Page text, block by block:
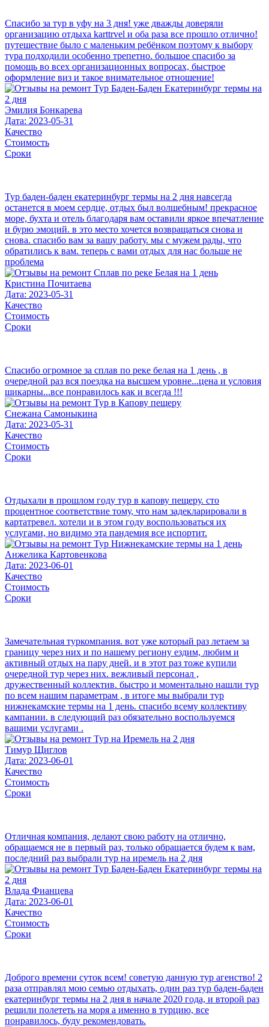
Спасибо за тур в уфу на 3 дня! уже дважды доверяли
организацию отдыха karttrvel и оба раза все прошло отлично!
путешествие было с маленьким ребёнком поэтому к выбору
тура подходили особенно трепетно. большое спасибо за
помощь во всех организационных вопросах, быстрое
оформление виз и такое внимательное отношение!
Эмилия Бонкарева
Дата: 2023-05-31
Качество
Стоимость
Сроки
Тур баден-баден екатеринбург термы на 2 дня навсегда
останется в моем сердце, отдых был волшебным! прекрасное
море, бухта и отель благодаря вам оставили яркое впечатление
и бурю эмоций. в это место хочется возвращаться снова и
снова. спасибо вам за вашу работу. мы с мужем рады, что
обратились к вам. теперь с вами отдых для нас больше не
проблема
Кристина Почитаева
Дата: 2023-05-31
Качество
Стоимость
Сроки
Спасибо огромное за сплав по реке белая на 1 день , в
очередной раз вся поездка на высшем уровне...цена и условия
шикарны...все понравилось как и всегда !!!
Снежана Самоныкина
Дата: 2023-05-31
Качество
Стоимость
Сроки
Отдыхали в прошлом году тур в капову пещеру. сто
процентное соответствие тому, что нам задекларировали в
картатревел. хотели и в этом году воспользоваться их
услугами, но видимо эта пандемия все испортит.
Анжелика Картовенкова
Дата: 2023-06-01
Качество
Стоимость
Сроки
Замечательная туркомпания. вот уже который раз летаем за
границу через них и по нашему региону ездим, любим и
активный отдых на пару дней. и в этот раз тоже купили
очередной тур через них. вежливый персонал ,
дружественный коллектив. быстро и моментально нашли тур
по всем нашим параметрам , в итоге мы выбрали тур
нижнекамские термы на 1 день. спасибо всему коллективу
кампании. в следующий раз обязательно воспользуемся
вашими услугами .
Тимур Щиглов
Дата: 2023-06-01
Качество
Стоимость
Сроки
Отличная компания, делают свою работу на отлично,
обращаемся не в первый раз, только обращается будем к вам,
последний раз выбрали тур на иремель на 2 дня
Влада Фианцева
Дата: 2023-06-01
Качество
Стоимость
Сроки
Доброго времени суток всем! советую данную тур агенство! 2
раза отправлял мою семью отдыхать, один раз тур баден-баден
екатеринбург термы на 2 дня в начале 2020 года, и второй раз
решили полететь на моря а именно в турцию, все
понравилось, буду рекомендовать.